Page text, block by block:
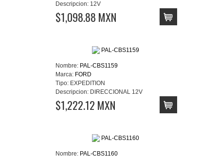
Descripcion: 12V
$1,098.88 MXN
Nombre: PAL-CBS1159
Marca: FORD
Tipo: EXPEDITION
Descripcion: DIRECCIONAL 12V
$1,222.12 MXN
Nombre: PAL-CBS1160